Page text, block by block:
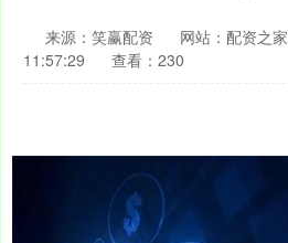
来源：笑赢配资 网站：配资之家
11:57:29
查看：230